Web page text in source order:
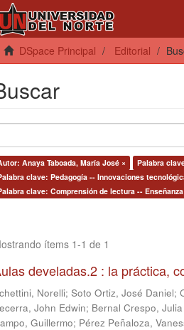
DSpace Principal Editorial
Anaya Taboada, María José × Palabra
clave: Pedagogía -- Innovaciones
clave: Comprensión de lectura --
ítems 1-1 de 1
develadas.2 : la práctica,
Norelli; Soto Ortiz, José Daniel;
John Edwin; Bernal Crespo,
Guillermo; Pérez Peñaloza,